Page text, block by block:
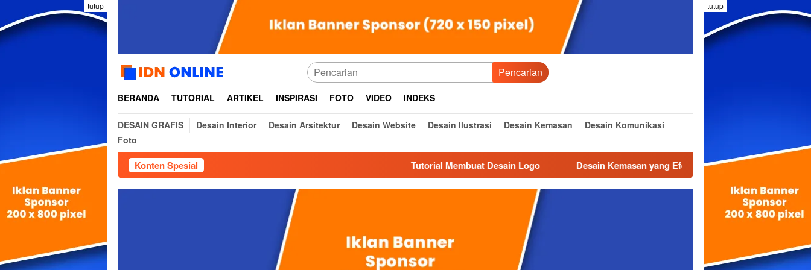
ke
konten
tutup tutup
Pencarian
BERANDA TUTORIAL ARTIKEL INSPIRASI FOTO VIDEO INDEKS
DESAIN GRAFIS Desain Interior Desain Arsitektur Desain Website Desain Ilustrasi Desain Kemasan
Desain Komunikasi
Foto
Konten Spesial Tutorial Membuat Desain Logo Desain Kemasan yang Efektif dan Inovatif Desain Interior: